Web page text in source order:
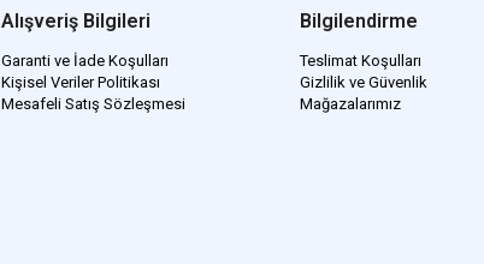
Alışveriş Bilgileri
Garanti ve İade Koşulları
Kişisel Veriler Politikası
Mesafeli Satış Sözleşmesi
Bilgilendirme
Teslimat Koşulları
Gizlilik ve Güvenlik
Mağazalarımız